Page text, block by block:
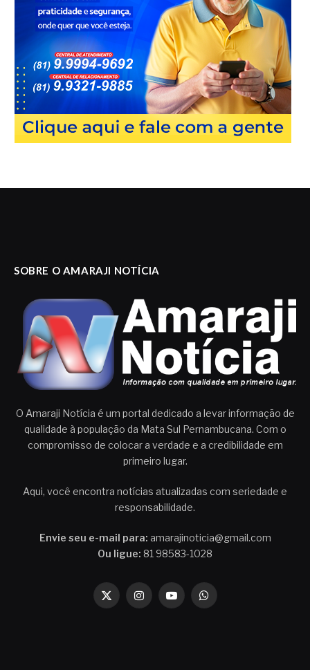
SOBRE O AMARAJI NOTÍCIA
O Amaraji Notícia é um portal dedicado a levar informação de
qualidade à população da Mata Sul Pernambucana. Com o
compromisso de colocar a verdade e a credibilidade em
primeiro lugar.
Aqui, você encontra notícias atualizadas com seriedade e
responsabilidade.
Envie seu e-mail para: amarajinoticia@gmail.com
Ou ligue: 81 98583-1028
X
InstagramYouTubeWhatsApp